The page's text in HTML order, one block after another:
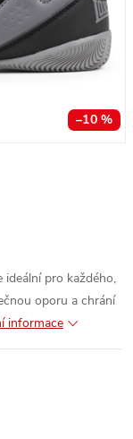
–10 %
ideální pro každého,
oporu a chrání
informace